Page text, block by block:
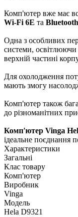
Комп'ютер вже має
Wi-Fi 6E та
Одна з особливих
системи, освітлюючи
верхній частині
Для охолодження
мають змогу
Комп'ютер також
до різноманітних
Комп'ютер Vinga
ідеальне поєднання
Характеристики
Загальні
Клас товару
Комп'ютер
Виробник
Vinga
Модель
Hela D9321